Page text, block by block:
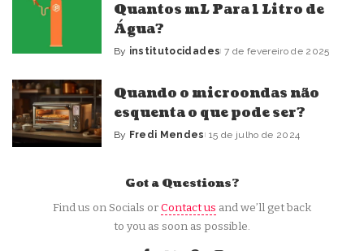
Quantos mL Para 1 Litro de
Água?
Posted
By institutocidades 7 de fevereiro de 2025
Quando o microondas não
esquenta o que pode ser?
Posted
By Fredi Mendes 15 de julho de 2024
Got a Questions?
Find us on Socials orContact us and we’ll get back
to you as soon as possible.